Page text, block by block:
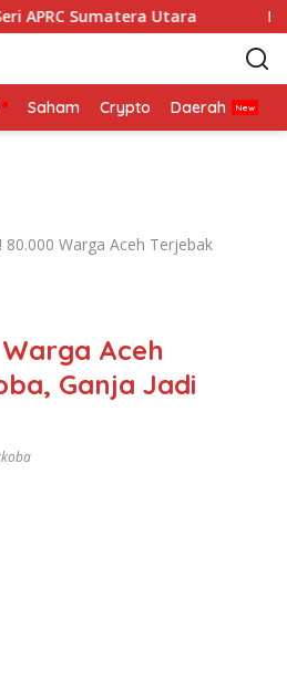
Sumatera Utara
Saham Crypto Daerah
80.000 Warga Aceh Terjebak
Aceh
Ganja Jadi